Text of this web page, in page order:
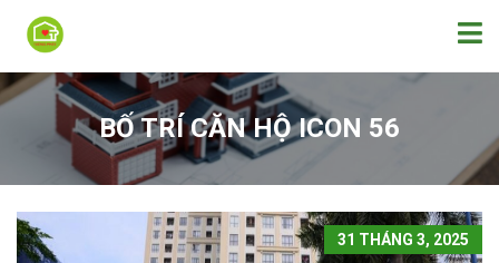
BỐ TRÍ CĂN HỘ ICON 56
31 THÁNG 3, 2025